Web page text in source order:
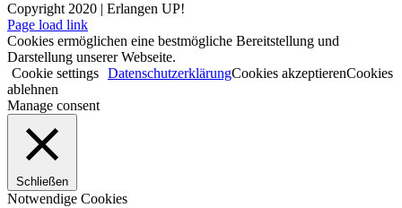
Copyright 2020 | Erlangen UP!
Facebook
Instagram
Page load link
Cookies ermöglichen eine bestmögliche Bereitstellung und
Darstellung unserer Webseite.
Cookie settings DatenschutzerklärungCookies akzeptierenCookies
ablehnen
Manage consent
Schließen
Notwendige Cookies